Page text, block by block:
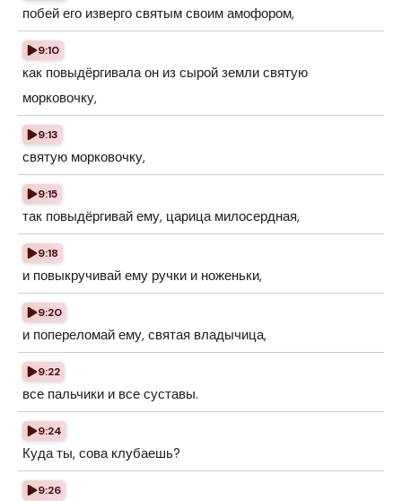
побей его изверго святым своим амофором,
9:10
как повыдёргивала он из сырой земли святую
морковочку,
9:13
святую морковочку,
9:15
так повыдёргивай ему, царица милосердная,
9:18
и повыкручивай ему ручки и ноженьки,
9:20
и попереломай ему, святая владычица,
9:22
все пальчики и все суставы.
9:24
Куда ты, сова клубаешь?
9:26